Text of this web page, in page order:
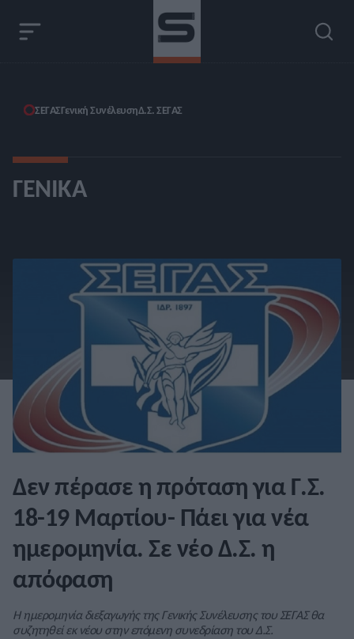
ΣΕΓΑΣΓενική ΣυνέλευσηΔ.Σ. ΣΕΓΑΣ
ΓΕΝΙΚΆ
Δεν πέρασε η πρόταση για Γ.Σ.
18-19 Μαρτίου- Πάει για νέα
ημερομηνία. Σε νέο Δ.Σ. η
απόφαση
Η ημερομηνία διεξαγωγής της Γενικής Συνέλευσης του ΣΕΓΑΣ θα
συζητηθεί εκ νέου στην επόμενη συνεδρίαση του Δ.Σ.